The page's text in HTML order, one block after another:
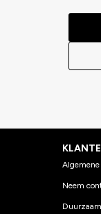
Algemene
Neem